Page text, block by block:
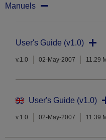
Manuels
User's Guide (v1.0)
v.1.0 02-May-2007 11.29
User's Guide (v1.0)
v.1.0 02-May-2007 11.39